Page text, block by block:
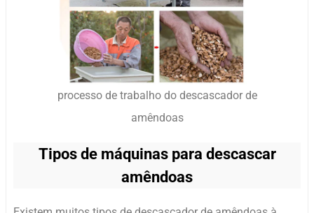
processo de trabalho do descascador de
amêndoas
Tipos de máquinas para descascar
amêndoas